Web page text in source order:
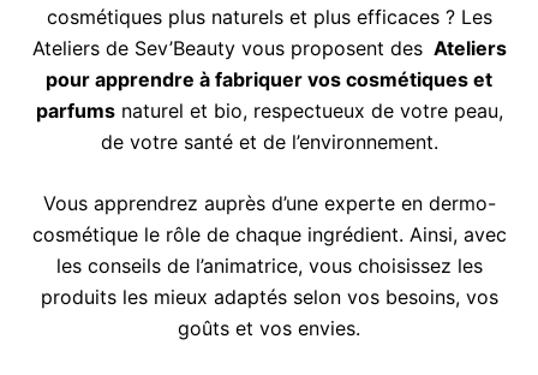
cosmétiques plus naturels et plus efficaces ? Les
Ateliers de Sev’Beauty vous proposent des Ateliers
pour apprendre à fabriquer vos cosmétiques et
parfumsnaturel et bio, respectueux de votre peau,
de votre santé et de l’environnement.
Vous apprendrez auprès d’une experte en dermo-
cosmétique le rôle de chaque ingrédient. Ainsi, avec
les conseils de l’animatrice, vous choisissez les
produits les mieux adaptés selon vos besoins, vos
goûts et vos envies.